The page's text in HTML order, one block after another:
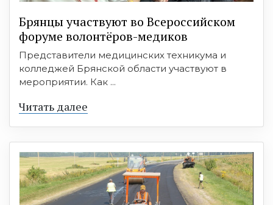
Брянцы участвуют во Всероссийском
форуме волонтёров-медиков
Представители медицинских техникума и
колледжей Брянской области участвуют в
мероприятии. Как ...
Читать далее